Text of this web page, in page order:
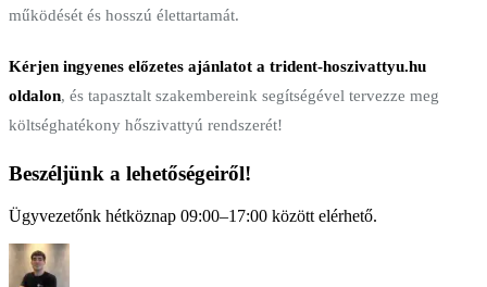
működését és hosszú élettartamát.
Kérjen ingyenes előzetes ajánlatot a trident-hoszivattyu.hu
oldalon, és tapasztalt szakembereink segítségével tervezze meg
költséghatékony hőszivattyú rendszerét!
Beszéljünk a lehetőségeiről!
Ügyvezetőnk hétköznap 09:00–17:00 között elérhető.